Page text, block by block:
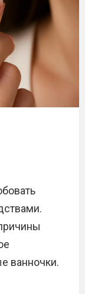
ванночки.